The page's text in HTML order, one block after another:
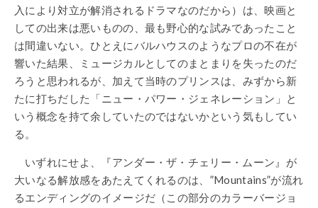
入により対立が解消されるドラマなのだから）は、映画と
しての出来は悪いものの、最も野心的な試みであったこと
は間違いない。ひとえにバルハウスのようなプロの不在が
響いた結果、ミュージカルとしてのまとまりを失ったのだ
ろうと思われるが、加えて当時のプリンスは、みずから新
たに打ちだした「ニュー・パワー・ジェネレーション」と
いう概念を持て余していたのではないかという気もしてい
る。
いずれにせよ、『アンダー・ザ・チェリー・ムーン』が
大いなる解放感をあたえてくれるのは、”Mountains”が流れ
るエンディングのイメージだ（この部分のカラーバージョ